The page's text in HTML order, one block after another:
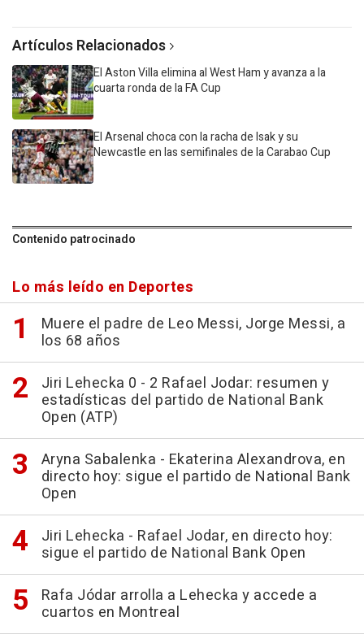
Artículos Relacionados
El Aston Villa elimina al West Ham y avanza a la
cuarta ronda de la FA Cup
El Arsenal choca con la racha de Isak y su
Newcastle en las semifinales de la Carabao Cup
Contenido patrocinado
Lo más leído en Deportes
Muere el padre de Leo Messi, Jorge Messi, a
los 68 años
Jiri Lehecka 0 - 2 Rafael Jodar: resumen y
estadísticas del partido de National Bank
Open (ATP)
Aryna Sabalenka - Ekaterina Alexandrova, en
directo hoy: sigue el partido de National Bank
Open
Jiri Lehecka - Rafael Jodar, en directo hoy:
sigue el partido de National Bank Open
Rafa Jódar arrolla a Lehecka y accede a
cuartos en Montreal